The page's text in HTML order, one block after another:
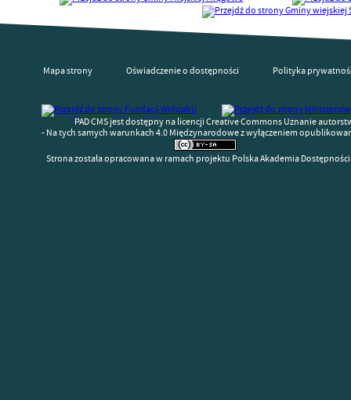
Mapa strony Oświadczenie o dostępności Polityka
PAD CMS jest dostępny na licencji Creative Commons Uznanie
- Na tych samych warunkach 4.0 Międzynarodowe z wyłączeniem
Strona została opracowana w ramach projektu Polska Akademia